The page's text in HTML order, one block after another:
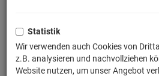
Statistik
Wir verwenden auch Cookies von
z.B. analysieren und nachvollziehen
Website nutzen, um unser Angebot